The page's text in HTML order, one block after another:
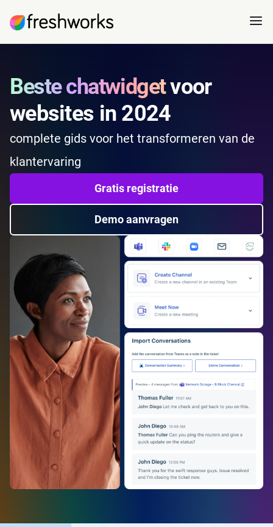
Beste chatwidgetvoor
websites in 2024
complete gids voor het transformeren van de
klantervaring
Gratis registratie
Demo aanvragen